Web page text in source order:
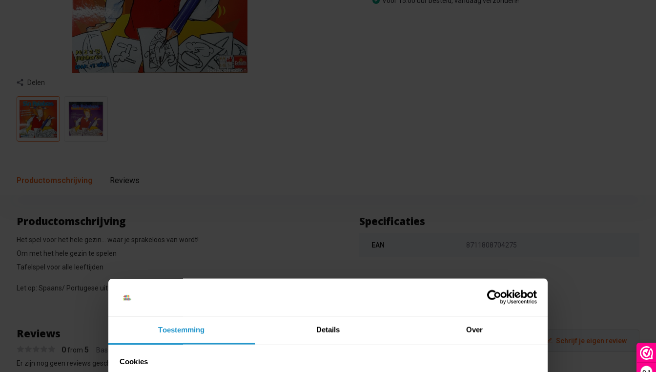
Toestemming Details Over
Cookies
Delen
Productomschrijving Reviews
Productomschrijving
Het spel voor het hele gezin... waar je sprakeloos van wordt!
Om met het hele gezin te spelen
Tafelspel voor alle leeftijden
Let op: Spaans/ Portugese uitvoering, verpakking kan afwijken van de afbeelding.
Specificaties
EAN 8711808704275
Reviews
0from 5 Based on 0 reviews
Schrijf je eigen review
Er zijn nog geen reviews geschreven over dit product..